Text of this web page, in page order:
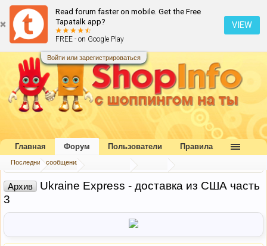
Read forum faster on mobile. Get the Free
Tapatalk app?
FREE - on Google Play
VIEW
Войти или зарегистрироваться
Главная Форум
Архив
Ukraine Express - доставка из США часть
3
Главная Форум
Последние сообщения
Пользователи Правила